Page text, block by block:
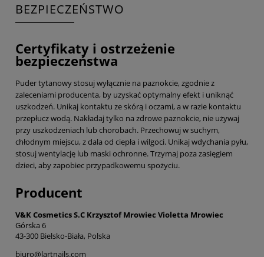
BEZPIECZEŃSTWO
Certyfikaty i ostrzeżenie
bezpieczeństwa
Puder tytanowy stosuj wyłącznie na paznokcie, zgodnie z
zaleceniami producenta, by uzyskać optymalny efekt i uniknąć
uszkodzeń. Unikaj kontaktu ze skórą i oczami, a w razie kontaktu
przepłucz wodą. Nakładaj tylko na zdrowe paznokcie, nie używaj
przy uszkodzeniach lub chorobach. Przechowuj w suchym,
chłodnym miejscu, z dala od ciepła i wilgoci. Unikaj wdychania pyłu,
stosuj wentylację lub maski ochronne. Trzymaj poza zasięgiem
dzieci, aby zapobiec przypadkowemu spożyciu.
Producent
V&K Cosmetics S.C Krzysztof Mrowiec Violetta Mrowiec
Górska 6
43-300 Bielsko-Biała, Polska
biuro@lartnails.com